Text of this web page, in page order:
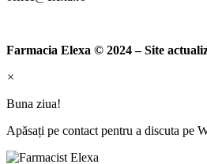
Farmacia Elexa © 2024 – Site
×
Buna ziua!
Apăsați pe contact pentru a discuta pe